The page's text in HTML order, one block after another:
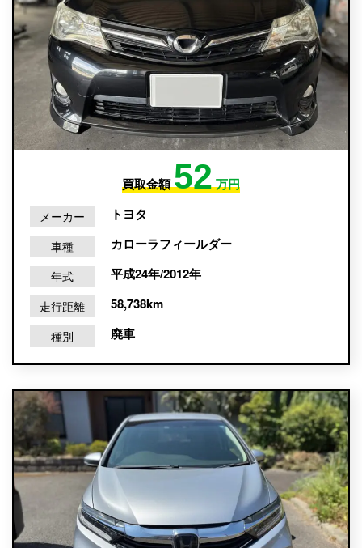
買取金額52万円
メーカー トヨタ
車種 カローラフィールダー
年式 平成24年/2012年
走行距離 58,738km
種別 廃車